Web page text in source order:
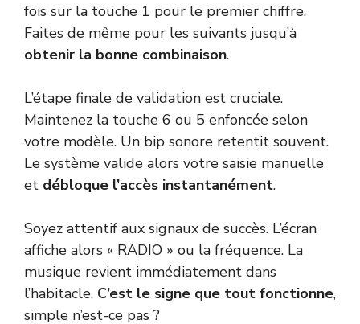
fois sur la touche 1 pour le premier chiffre.
Faites de même pour les suivants jusqu’à
obtenir la bonne combinaison.
L’étape finale de validation est cruciale.
Maintenez la touche 6 ou 5 enfoncée selon
votre modèle. Un bip sonore retentit souvent.
Le système valide alors votre saisie manuelle
et débloque l’accès instantanément.
Soyez attentif aux signaux de succès. L’écran
affiche alors « RADIO » ou la fréquence. La
musique revient immédiatement dans
l’habitacle. C’est le signe que tout fonctionne,
simple n’est-ce pas ?